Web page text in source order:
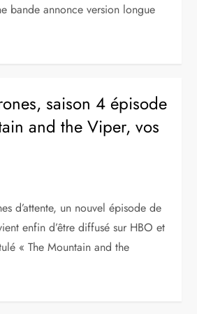
bande annonce version longue
saison 4 épisode
and the Viper, vos
d’attente, un nouvel épisode de
enfin d’être diffusé sur HBO et
« The Mountain and the